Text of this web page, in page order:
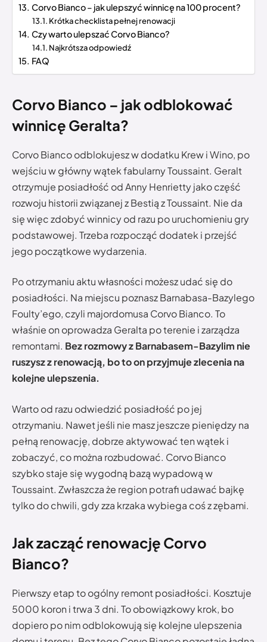
Corvo Bianco – jak ulepszyć winnicę na 100 procent?
Krótka checklista pełnej renowacji
Czy warto ulepszać Corvo Bianco?
Najkrótsza odpowiedź
FAQ
Corvo Bianco – jak odblokować
winnicę Geralta?
Corvo Bianco odblokujesz w dodatku Krew i Wino, po
wejściu w główny wątek fabularny Toussaint. Geralt
otrzymuje posiadłość od Anny Henrietty jako część
rozwoju historii związanej z Bestią z Toussaint. Nie da
się więc zdobyć winnicy od razu po uruchomieniu gry
podstawowej. Trzeba rozpocząć dodatek i przejść
jego początkowe wydarzenia.
Po otrzymaniu aktu własności możesz udać się do
posiadłości. Na miejscu poznasz Barnabasa-Bazylego
Foulty’ego, czyli majordomusa Corvo Bianco. To
właśnie on oprowadza Geralta po terenie i zarządza
remontami. Bez rozmowy z Barnabasem-Bazylim nie
ruszysz z renowacją, bo to on przyjmuje zlecenia na
kolejne ulepszenia.
Warto od razu odwiedzić posiadłość po jej
otrzymaniu. Nawet jeśli nie masz jeszcze pieniędzy na
pełną renowację, dobrze aktywować ten wątek i
zobaczyć, co można rozbudować. Corvo Bianco
szybko staje się wygodną bazą wypadową w
Toussaint. Zwłaszcza że region potrafi udawać bajkę
tylko do chwili, gdy zza krzaka wybiega coś z zębami.
Jak zacząć renowację Corvo
Bianco?
Pierwszy etap to ogólny remont posiadłości. Kosztuje
5000 koron i trwa 3 dni. To obowiązkowy krok, bo
dopiero po nim odblokowują się kolejne ulepszenia